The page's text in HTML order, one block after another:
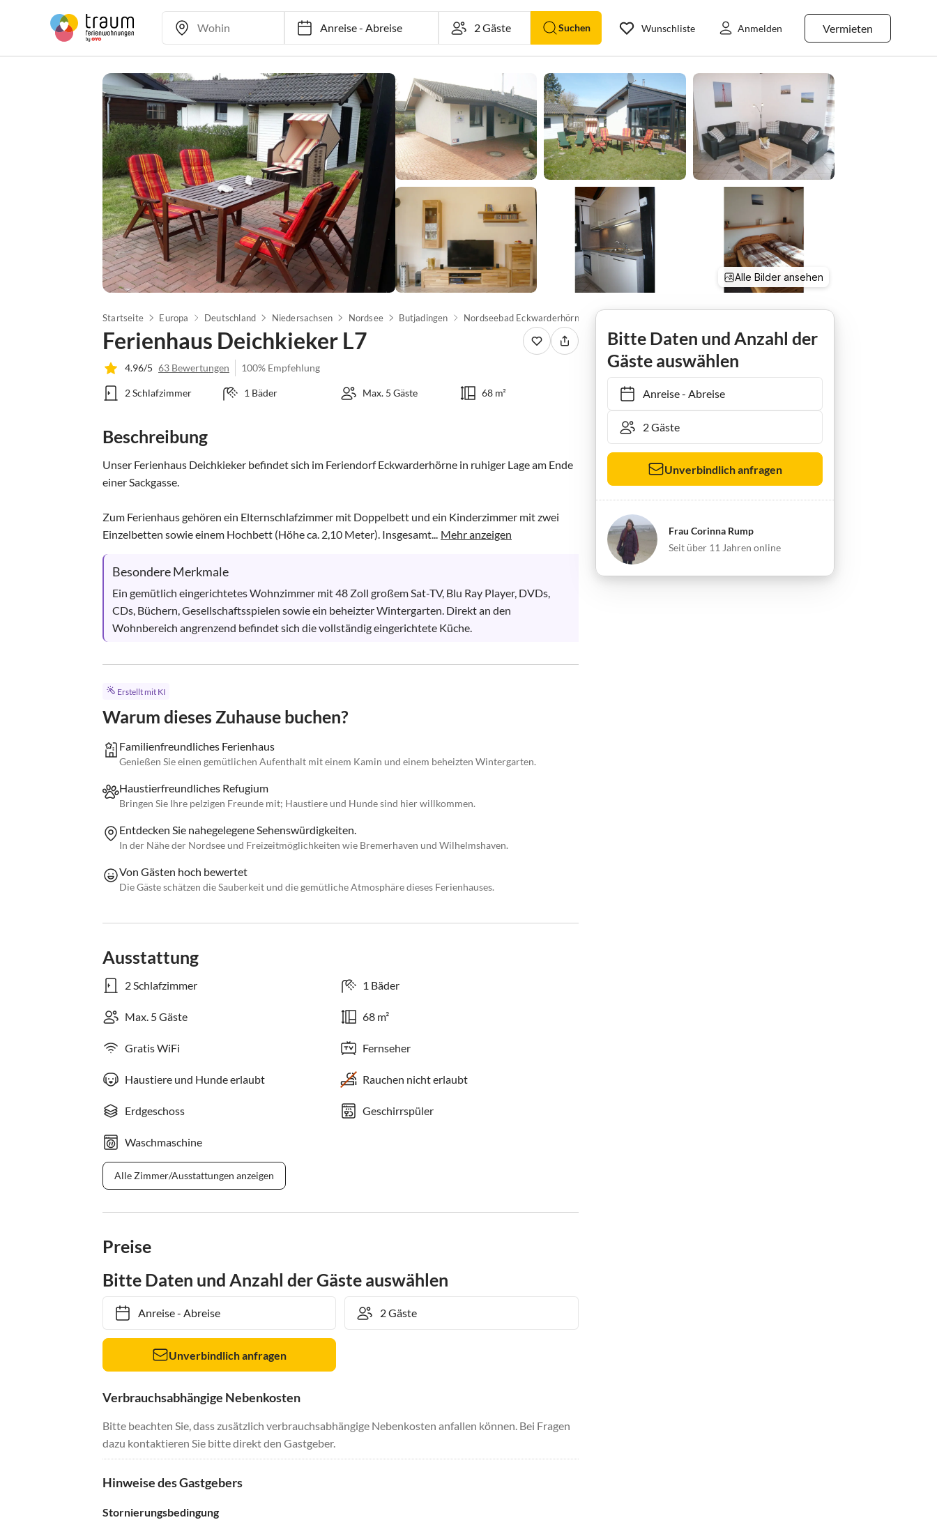
Anreise-Abreise Suchen Vermieten
Wunschliste Anmelden
Alle Bilder ansehen
Startseite Europa Deutschland Niedersachsen Nordsee Butjadingen Nordseebad Eckwarderhörne
Ferienhaus Deichkieker L7
4.96/5 63 Bewertungen 100% Empfehlung
2 Schlafzimmer 1 Bäder Max. 5 Gäste 68 m²
Beschreibung
Unser Ferienhaus Deichkieker befindet sich im Feriendorf Eckwarderhörne in ruhiger Lage am Ende
einer Sackgasse.
Zum Ferienhaus gehören ein Elternschlafzimmer mit Doppelbett und ein Kinderzimmer mit zwei
Einzelbetten sowie einem Hochbett (Höhe ca. 2,10 Meter). Insgesamt... Mehr anzeigen
Besondere Merkmale
Ein gemütlich eingerichtetes Wohnzimmer mit 48 Zoll großem Sat-TV, Blu Ray Player, DVDs,
CDs, Büchern, Gesellschaftsspielen sowie ein beheizter Wintergarten. Direkt an den
Wohnbereich angrenzend befindet sich die vollständig eingerichtete Küche.
Erstellt mit KI
Warum dieses Zuhause buchen?
Familienfreundliches Ferienhaus
Genießen Sie einen gemütlichen Aufenthalt mit einem Kamin und einem beheizten Wintergarten.
Haustierfreundliches Refugium
Bringen Sie Ihre pelzigen Freunde mit; Haustiere und Hunde sind hier willkommen.
Entdecken Sie nahegelegene Sehenswürdigkeiten.
In der Nähe der Nordsee und Freizeitmöglichkeiten wie Bremerhaven und Wilhelmshaven.
Von Gästen hoch bewertet
Die Gäste schätzen die Sauberkeit und die gemütliche Atmosphäre dieses Ferienhauses.
Ausstattung
2 Schlafzimmer 1 Bäder
Max. 5 Gäste 68 m²
Gratis WiFi Fernseher
Haustiere und Hunde erlaubt Rauchen nicht erlaubt
Erdgeschoss Geschirrspüler
Waschmaschine
Alle Zimmer/Ausstattungen anzeigen
Preise
Bitte Daten und Anzahl der Gäste auswählen
Anreise- Abreise
Unverbindlich anfragen
Verbrauchsabhängige Nebenkosten
Bitte beachten Sie, dass zusätzlich verbrauchsabhängige Nebenkosten anfallen können. Bei Fragen
dazu kontaktieren Sie bitte direkt den Gastgeber.
Hinweise des Gastgebers
Stornierungsbedingung
Bitte Daten und Anzahl der
Gäste auswählen
Anreise- Abreise
Unverbindlich anfragen
Frau Corinna Rump
Seit über 11 Jahren online